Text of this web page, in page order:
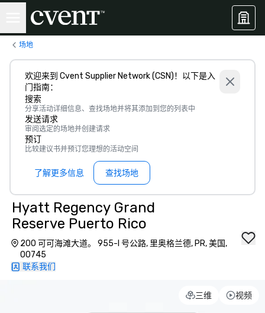
场地
欢迎来到 Cvent Supplier Network (CSN)！以下是入
门指南：
搜索
分享活动详细信息、查找场地并将其添加到您的列表中
发送请求
审阅选定的场地并创建请求
预订
比较建议书并预订您理想的活动空间
了解更多信息 查找场地
Hyatt Regency Grand
Reserve Puerto Rico
200 可可海滩大道。 955-I 号公路, 里奥格兰德, PR, 美国,
00745
联系我们
三维 视频